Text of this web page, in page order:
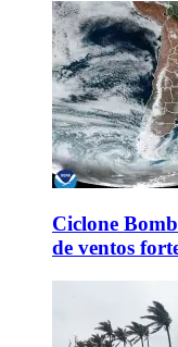
Ciclone
de ventos